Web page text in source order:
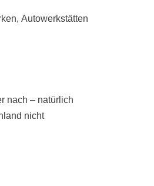
Autowerkstätten
nach – natürlich
nicht